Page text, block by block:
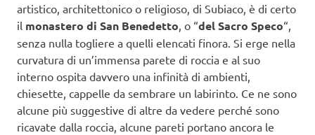
artistico, architettonico o religioso, di Subiaco, è di certo
il monastero di San Benedetto , o “del Sacro Speco“,
senza nulla togliere a quelli elencati finora. Si erge nella
curvatura di un’immensa parete di roccia e al suo
interno ospita davvero una infinità di ambienti,
chiesette, cappelle da sembrare un labirinto. Ce ne sono
alcune più suggestive di altre da vedere perché sono
ricavate dalla roccia, alcune pareti portano ancora le